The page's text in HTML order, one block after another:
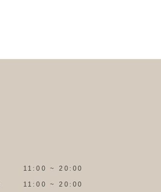
11:00 ~ 20:00
11:00 ~ 20:00